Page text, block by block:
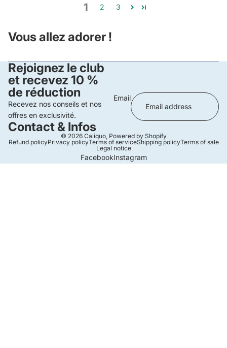
1 2 3
Vous allez adorer !
Rejoignez le club
et recevez 10 %
de réduction
Recevez nos conseils et nos
offres en exclusivité.
Email
Contact & Infos
© 2026 Caliquo, Powered by Shopify
Refund policyPrivacy policyTerms of serviceShipping policyTerms of sale
Legal notice
FacebookInstagram